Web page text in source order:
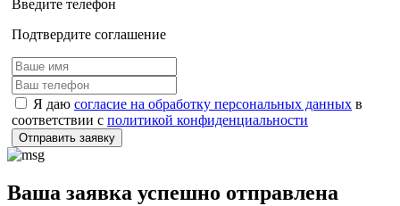
Введите телефон
Подтвердите соглашение
Я даю согласие на обработку персональных данных в
соответствии с политикой конфиденциальности
Отправить заявку
Ваша заявка успешно отправлена